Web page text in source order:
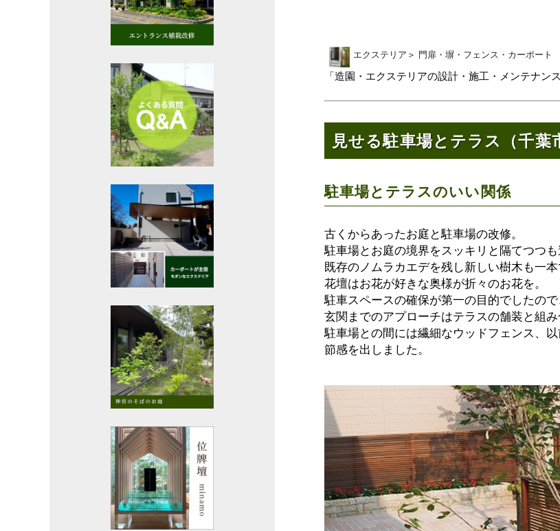
エクステリア ＞ 門扉・塀・フェンス・カーポート
「造園・エクステリアの設計・施工・メンテナン
見せる駐車場とテラス（千葉
駐車場とテラスのいい関係
古くからあったお庭と駐車場の改修。
駐車場とお庭の境界をスッキリと隔てつつ
既存のノムラカエデを残し新しい樹木も一
花壇はお花が好きな奥様が折々のお花を。
駐車スペースの確保が第一の目的でしたの
玄関までのアプローチはテラスの舗装と組
駐車場との間には繊細なウッドフェンス、
節感を出しました。